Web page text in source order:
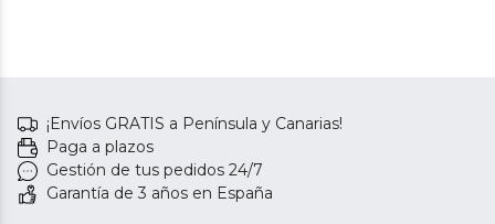
¡Envíos GRATIS a Península y Canarias!
Paga a plazos
Gestión de tus pedidos 24/7
Garantía de 3 años en España